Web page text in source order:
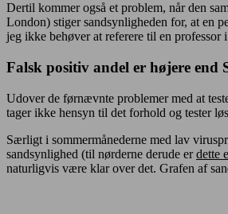
Dertil kommer også et problem, når den
London) stiger sandsynligheden for, at en
jeg ikke behøver at referere til en
Falsk positiv andel er højere end
Udover de førnævnte problemer med at
tager ikke hensyn til det forhold og tester
Særligt i sommermånederne med lav
sandsynlighed (til nørderne derude erdette
naturligvis være klar over det. Grafen af